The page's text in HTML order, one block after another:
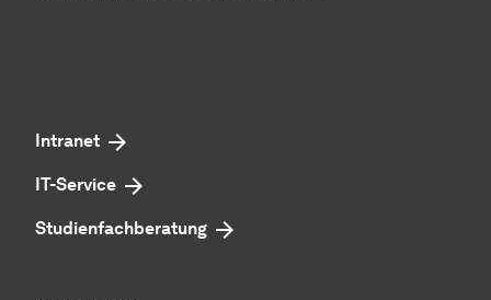
Intranet
IT-Service
Studienfachberatung